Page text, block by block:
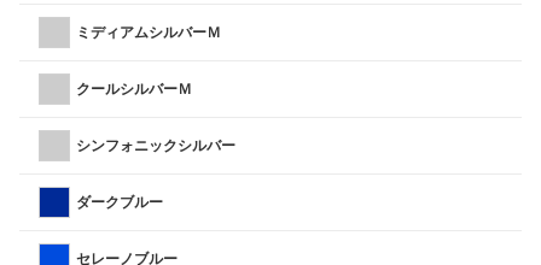
ミディアムシルバーＭ
クールシルバーＭ
シンフォニックシルバー
ダークブルー
セレーノブルー